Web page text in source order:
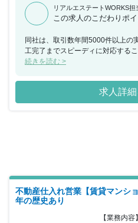
リアルエステートWORKS担
この求人のこだわりポイ
同社は、取引数年間5000件以上の
工完了までスピーディに対応する
緊急対応により安心した建物管理
立以来、200件以上もの公共工事
産営業として用地仕入れやアパー
っていただける方を募集すること
スト削減が意識されていますが福
ている同社は、価格の相場、工期
ることが出来る点を強みにサービ
続きを読む >
求人詳
不動産仕入れ営業【賃貸マンシ
年の歴史あり
【業務内容】